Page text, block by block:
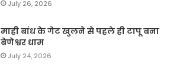
July 26, 2026
माही बांध के गेट खुलने से पहले ही टापू बना
बेणेश्वर धाम
July 24, 2026